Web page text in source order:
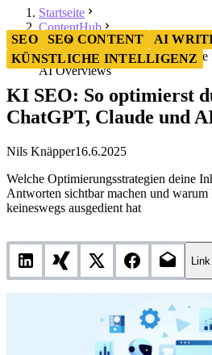
Startseite
ContentHub
SEO
KI SEO: So optimierst du
AI Overviews
SEO SEO CONTENT
AI
KÜNSTLICHE INTELLIGENZ
KI SEO: So optimierst
ChatGPT, Claude und
Nils Knäpper16.6.2025
Welche Optimierungsstrategien deine
Antworten sichtbar machen und warum
keineswegs ausgedient hat